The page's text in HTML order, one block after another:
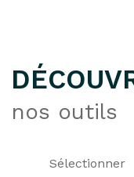
nos outils
Sélectionner